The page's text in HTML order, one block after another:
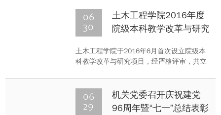
交通进行了参观体验。
06
30
土木工程学院2016年度
院级本科教学改革与研究
土木工程学院于2016年6月首次设立院级本
科教学改革与研究项目，经严格评审，共立
次结题验收会于2017年6月30日下午在土木
学院第二会议室召开。
06
29
机关党委召开庆祝建党
96周年暨“七一”总结表彰